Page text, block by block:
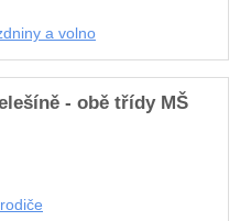
a volno
- obě třídy MŠ